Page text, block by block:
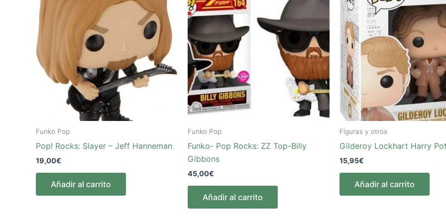
Funko Pop
Pop! Rocks: Slayer – Jeff Hanneman
19,00€
Añadir al carrito
Funko Pop
Funko- Pop Rocks: ZZ Top-Billy
Gibbons
45,00€
Añadir al carrito
Figuras y otros
Gilderoy Lockhart Harry
15,95€
Añadir al carrito